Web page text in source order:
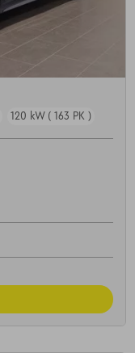
120 kW ( 163 PK )